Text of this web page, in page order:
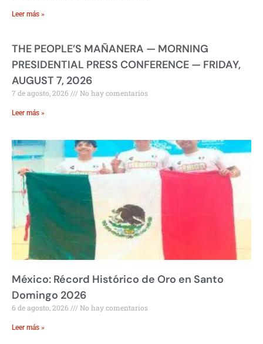
Leer más »
THE PEOPLE’S MAÑANERA — MORNING
PRESIDENTIAL PRESS CONFERENCE — FRIDAY,
AUGUST 7, 2026
7 de agosto, 2026 No hay comentarios
Leer más »
México: Récord Histórico de Oro en Santo
Domingo 2026
6 de agosto, 2026 No hay comentarios
Leer más »